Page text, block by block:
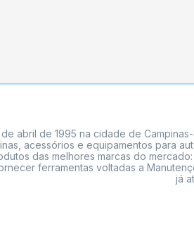
abril de 1995 na cidade de
acessórios e equipamentos para
das melhores marcas do
ferramentas voltadas a
já